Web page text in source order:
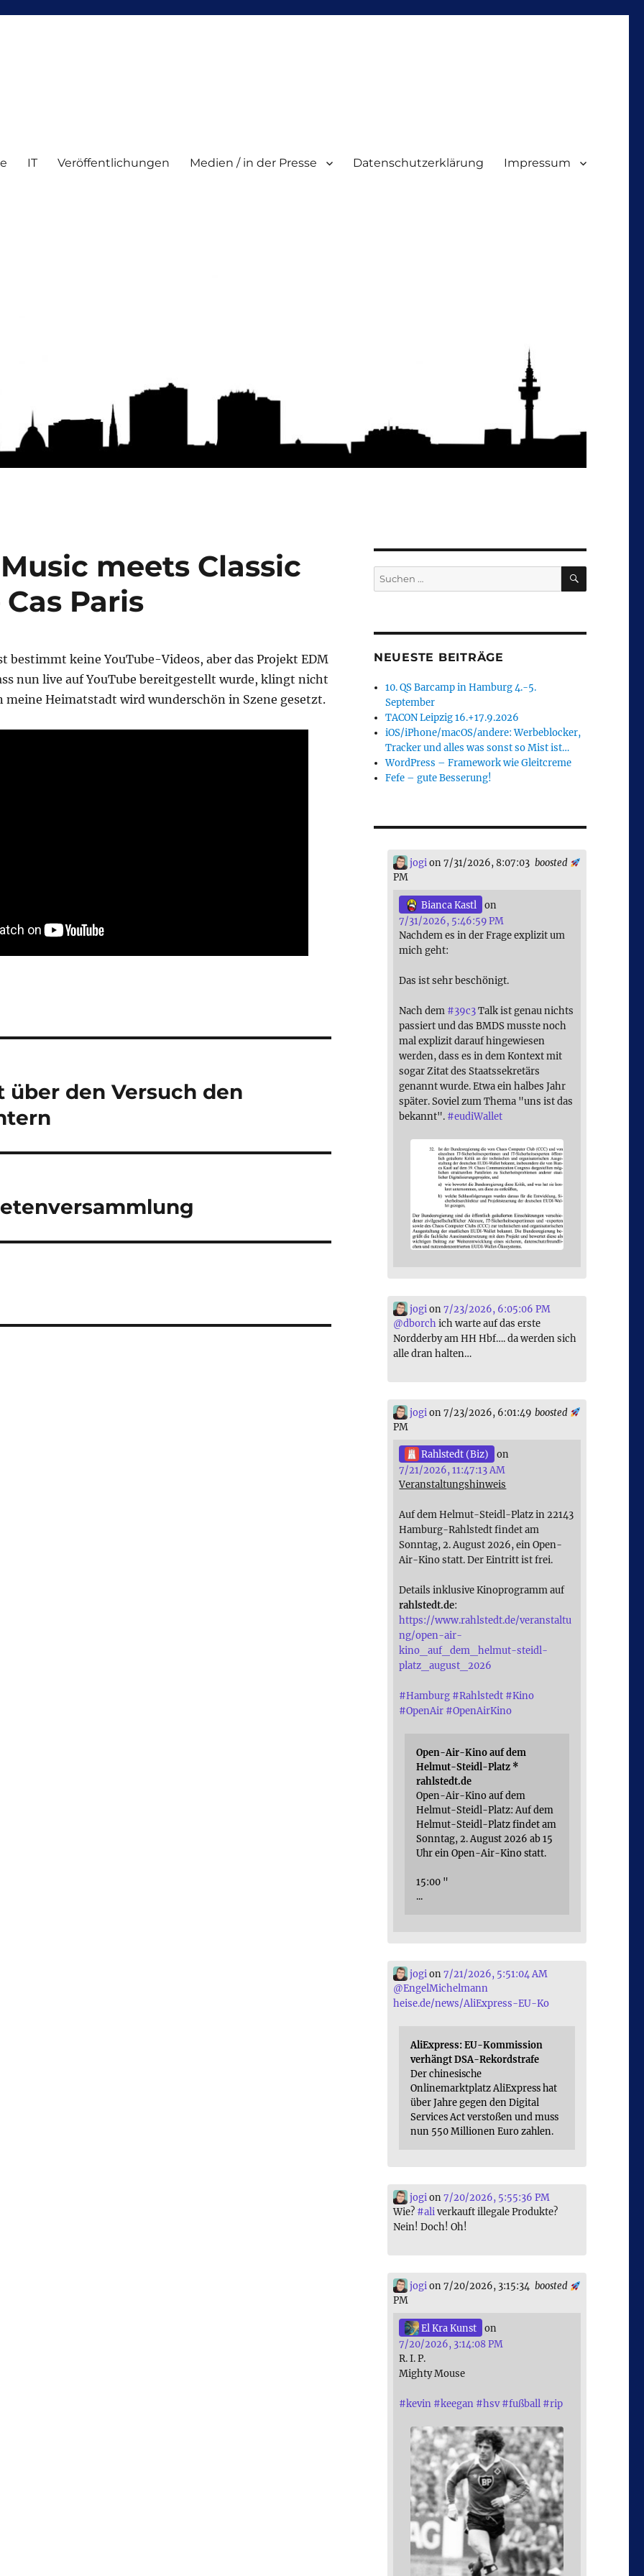
IT Veröffentlichungen Medien / in der Presse Datenschutzerklärung Impressum
meets Classic
Paris
bestimmt keine YouTube-Videos, aber das Projekt EDM
nun live auf YouTube bereitgestellt wurde, klingt nicht
meine Heimatstadt wird wunderschön in Szene gesetzt.
den Versuch den
Suchen
nach:
SUCHEN
NEUESTE BEITRÄGE
10. QS Barcamp in Hamburg 4.-5.
September
TACON Leipzig 16.+17.9.2026
iOS/iPhone/macOS/andere: Werbeblocker,
Tracker und alles was sonst so Mist ist…
WordPress – Framework wie Gleitcreme
Fefe – gute Besserung!
boosted
jogi on 7/31/2026, 8:07:03
PM
Bianca Kastl
on
7/31/2026, 5:46:59 PM
Nachdem es in der Frage explizit um
mich geht:
Das ist sehr beschönigt.
Nach dem #39c3Talk ist genau nichts
passiert und das BMDS musste noch
mal explizit darauf hingewiesen
werden, dass es in dem Kontext mit
sogar Zitat des Staatssekretärs
genannt wurde. Etwa ein halbes Jahr
später. Soviel zum Thema "uns ist das
bekannt". #eudiWallet
jogi on7/23/2026, 6:05:06 PM
@dborchich warte auf das erste
Nordderby am HH Hbf…. da werden sich
alle dran halten…
boosted
jogi on 7/23/2026, 6:01:49
PM
Rahlstedt (Biz)
on
7/21/2026, 11:47:13 AM
Veranstaltungshinweis
Auf dem Helmut-Steidl-Platz in 22143
Hamburg-Rahlstedt findet am
Sonntag, 2. August 2026, ein Open-
Air-Kino statt. Der Eintritt ist frei.
Details inklusive Kinoprogramm auf
rahlstedt.de:
https://www.rahlstedt.de/veranstaltu
ng/open-air-
kino_auf_dem_helmut-steidl-
platz_august_2026
#Hamburg #Rahlstedt #Kino
#OpenAir #OpenAirKino
Open-Air-Kino auf dem
Helmut-Steidl-Platz *
rahlstedt.de
Open-Air-Kino auf dem
Helmut-Steidl-Platz: Auf dem
Helmut-Steidl-Platz findet am
Sonntag, 2. August 2026 ab 15
Uhr ein Open-Air-Kino statt.
15:00 "
...
jogion7/21/2026, 5:51:04 AM
@EngelMichelmann
heise.de/news/AliExpress-EU-Ko
AliExpress: EU-Kommission
verhängt DSA-Rekordstrafe
Der chinesische
Onlinemarktplatz AliExpress hat
über Jahre gegen den Digital
Services Act verstoßen und muss
nun 550 Millionen Euro zahlen.
jogion7/20/2026, 5:55:36 PM
Wie? #aliverkauft illegale Produkte?
Nein! Doch! Oh!
boosted
jogion 7/20/2026, 3:15:34
PM
El Kra Kunst
on
7/20/2026, 3:14:08 PM
R. I. P.
Mighty Mouse
#kevin #keegan #hsv #fußball #rip